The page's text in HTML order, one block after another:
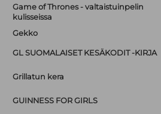
Game of Thrones - valtaistuinpelin
kulisseissa
Gekko
GL SUOMALAISET KESÄKODIT -KIRJA
Grillatun kera
GUINNESS FOR GIRLS